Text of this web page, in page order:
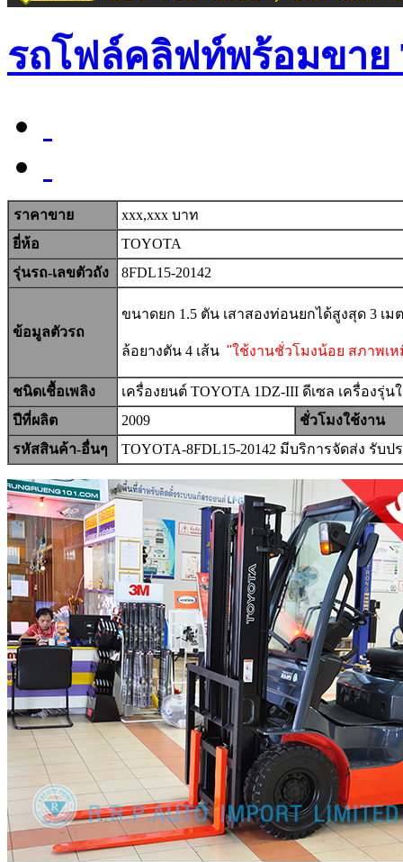
รถโฟล์คลิฟท์พร้อมขาย
ราคาขาย
xxx,xxx บาท
ยี่ห้อ
TOYOTA
รุ่นรถ-เลขตัวถัง
8FDL15-20142
ข้อมูลตัวรถ
ขนาดยก 1.5 ตัน เสาสองท่อนยกได้สูงสุด 3 เ
ล้อยางตัน 4 เส้น "ใช้งานชั่วโมงน้อย สภาพเ
ชนิดเชื้อเพลิง
เครื่องยนต์ TOYOTA 1DZ-III ดีเซล เครื่องรุ่
ปีที่ผลิต
2009
ชั่วโมงใช้งาน
รหัสสินค้า-อื่นๆ
TOYOTA-8FDL15-20142 มีบริการจัดส่ง รับ